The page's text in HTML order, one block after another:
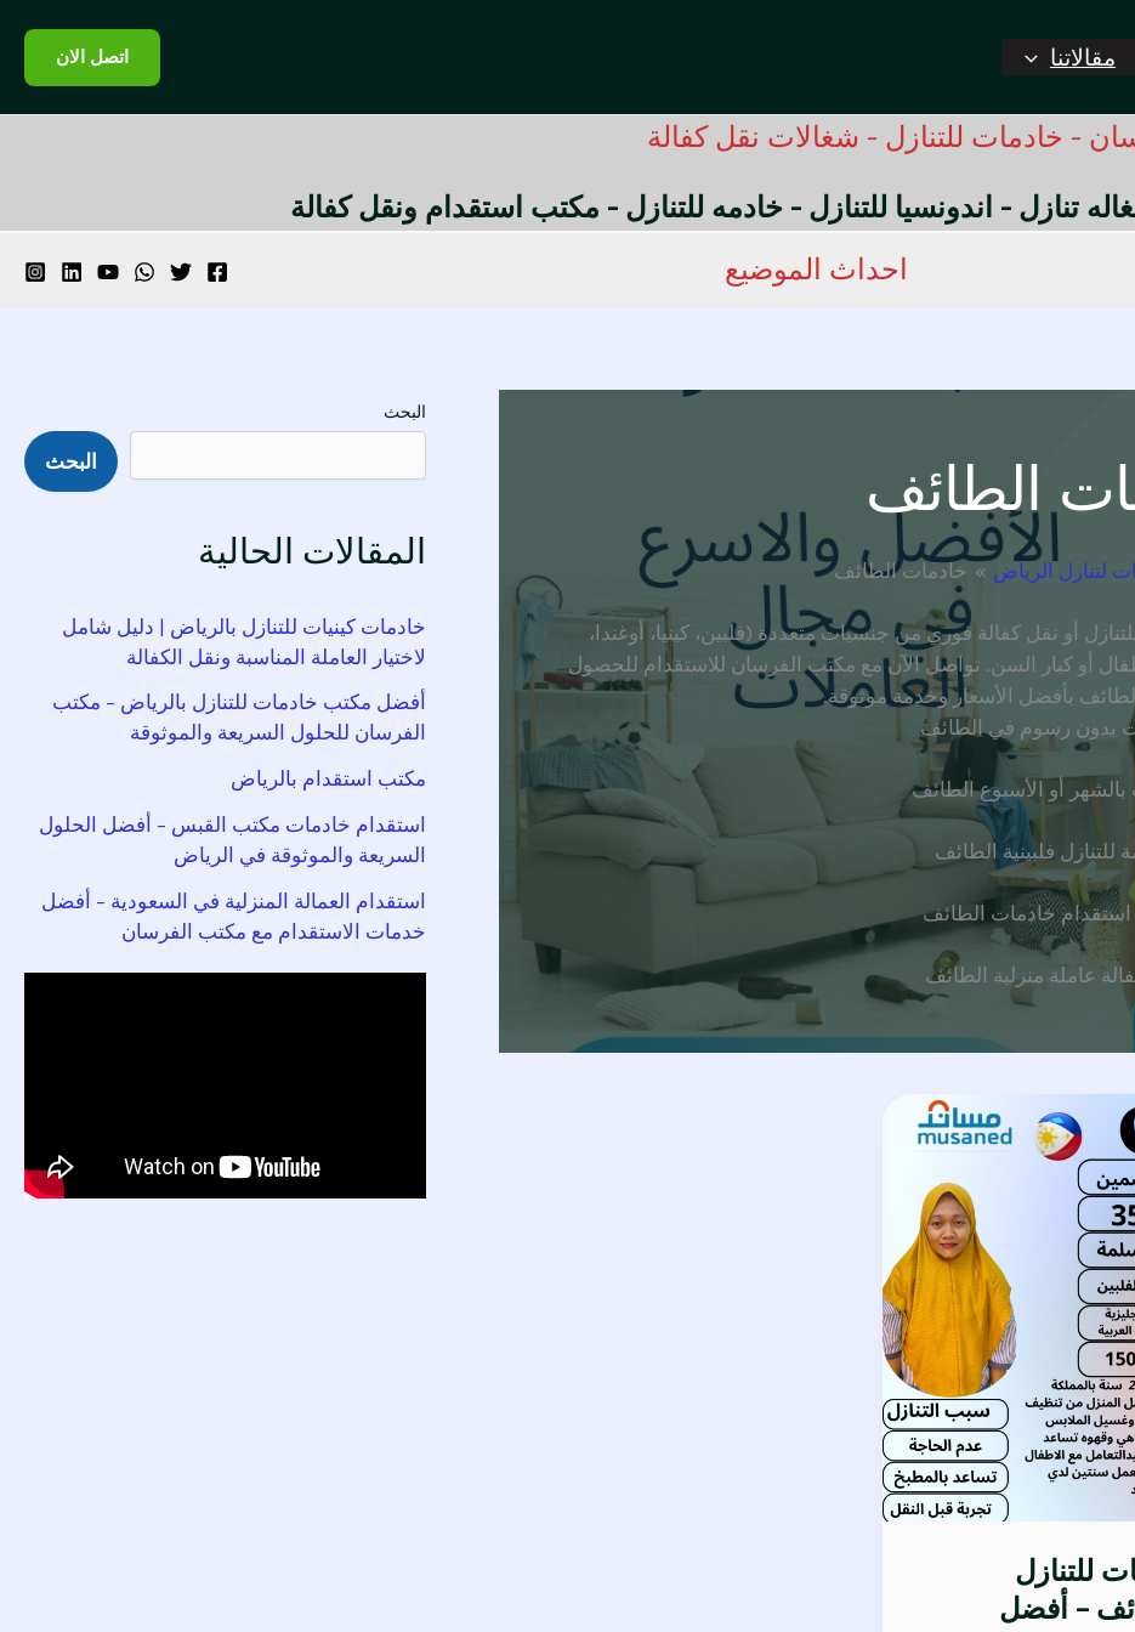
مقالاتنا اتصل الان
- خادمات للتنازل - شغالات نقل كفالة
تنازل - اندونسيا للتنازل - خادمه للتنازل - مكتب استقدام ونقل كفالة
احداث الموضيع
الطائف
لتنازل الرياض خادمات الطائف
أو نقل كفالة فوري من جنسيات متعددة (فلبين، كينيا، أوغندا،
أو كبار السن. تواصل الآن مع مكتب الفرسان للاستقدام للحصول
بأفضل الأسعار وخدمة موثوقة.
بدون رسوم في الطائف
أو الأسبوع الطائف
للتنازل فلبينية الطائف
خادمات الطائف
عاملة منزلية الطائف
للتنازل
– أفضل
البحث
البحث
المقالات الحالية
خادمات كينيات للتنازل بالرياض | دليل شامل
لاختيار العاملة المناسبة ونقل الكفالة
أفضل مكتب خادمات للتنازل بالرياض – مكتب
الفرسان للحلول السريعة والموثوقة
مكتب استقدام بالرياض
استقدام خادمات مكتب القبس – أفضل الحلول
السريعة والموثوقة في الرياض
استقدام العمالة المنزلية في السعودية – أفضل
خدمات الاستقدام مع مكتب الفرسان